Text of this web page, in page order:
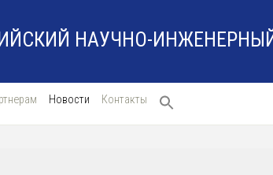
НАУЧНО-
Новости Контакты